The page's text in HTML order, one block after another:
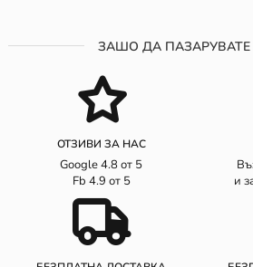
ЗАШО ДА ПАЗАРУВАТЕ
ОТЗИВИ ЗА НАС
Google 4.8 от 5
Fb 4.9 от 5
и